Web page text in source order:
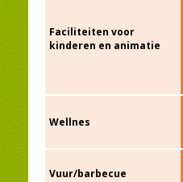
Faciliteiten voor
kinderen en animatie
Wellnes
Vuur/barbecue